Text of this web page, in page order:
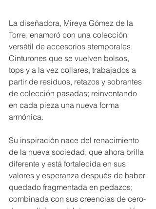
La diseñadora, Mireya Gómez de la
Torre, enamoró con una colección
versátil de accesorios atemporales.
Cinturones que se vuelven bolsos,
tops y a la vez collares, trabajados a
partir de residuos, retazos y sobrantes
de colección pasadas; reinventando
en cada pieza una nueva forma
armónica.
Su inspiración nace del renacimiento
de la nueva sociedad, que ahora brilla
diferente y está fortalecida en sus
valores y esperanza después de haber
quedado fragmentada en pedazos;
combinada con sus creencias de cero-